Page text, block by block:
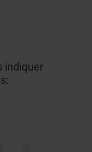
indiquer